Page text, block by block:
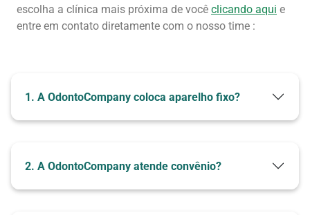
escolha a clínica mais próxima de você clicando aqui e
entre em contato diretamente com o nosso time :
1. A OdontoCompany coloca aparelho fixo?
2. A OdontoCompany atende convênio?